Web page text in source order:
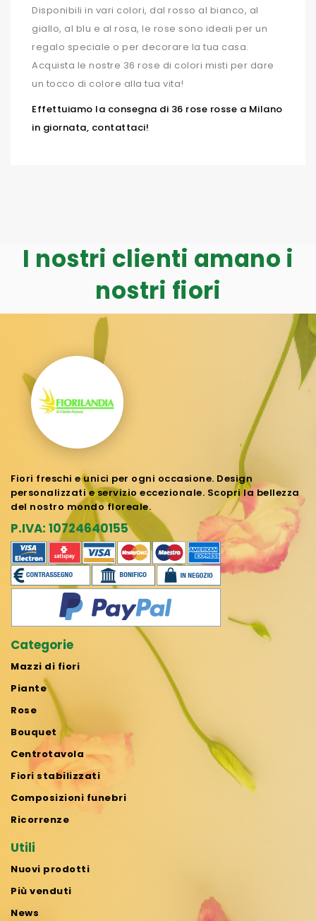
Disponibili in vari colori, dal rosso al bianco, al
giallo, al blu e al rosa, le rose sono ideali per un
regalo speciale o per decorare la tua casa.
Acquista le nostre 36 rose di colori misti per dare
un tocco di colore alla tua vita!
Effettuiamo la consegna di 36 rose rosse a Milano
in giornata, contattaci!
I nostri clienti amano i
nostri fiori
Fiori freschi e unici per ogni occasione. Design
personalizzati e servizio eccezionale. Scopri la bellezza
del nostro mondo floreale.
P.IVA: 10724640155
Categorie
Mazzi di fiori
Piante
Rose
Bouquet
Centrotavola
Fiori stabilizzati
Composizioni funebri
Ricorrenze
Utili
Nuovi prodotti
Più venduti
News